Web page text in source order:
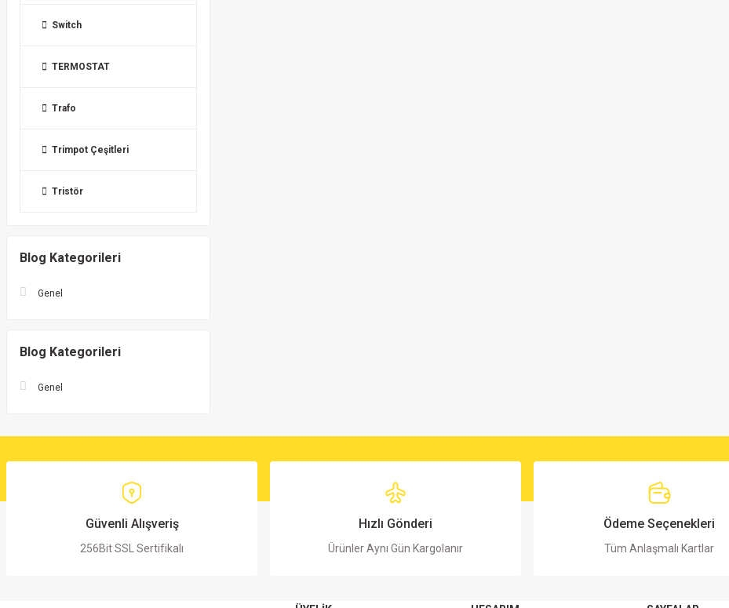
Switch
TERMOSTAT
Trafo
Trimpot Çeşitleri
Tristör
Blog Kategorileri
Genel
Blog Kategorileri
Genel
Güvenli Alışveriş
256Bit SSL Sertifikalı
Hızlı Gönderi
Ürünler Aynı Gün Kargolanır
Ödeme Seçenekleri
Tüm Anlaşmalı Kartlar